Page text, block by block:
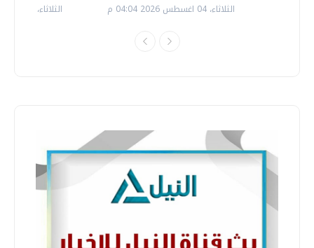
الثلاثاء، 14 يوليو 2026 06:11 م الثلاثاء، 04 اغسطس 2026 04:04 م